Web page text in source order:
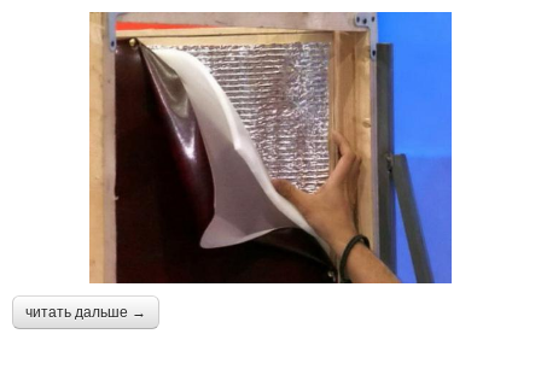
читать дальше →